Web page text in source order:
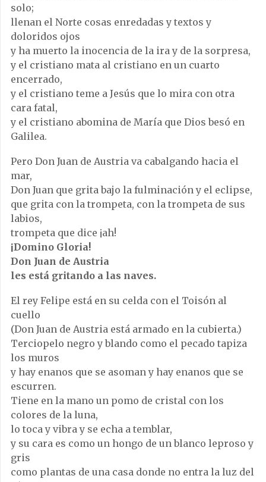
solo;
llenan el Norte cosas enredadas y textos y
doloridos ojos
y ha muerto la inocencia de la ira y de la sorpresa,
y el cristiano mata al cristiano en un cuarto
encerrado,
y el cristiano teme a Jesús que lo mira con otra
cara fatal,
y el cristiano abomina de María que Dios besó en
Galilea.
Pero Don Juan de Austria va cabalgando hacia el
mar,
Don Juan que grita bajo la fulminación y el eclipse,
que grita con la trompeta, con la trompeta de sus
labios,
trompeta que dice ¡ah!
¡Domino Gloria!
Don Juan de Austria
les está gritando a las naves.
El rey Felipe está en su celda con el Toisón al
cuello
(Don Juan de Austria está armado en la cubierta.)
Terciopelo negro y blando como el pecado tapiza
los muros
y hay enanos que se asoman y hay enanos que se
escurren.
Tiene en la mano un pomo de cristal con los
colores de la luna,
lo toca y vibra y se echa a temblar,
y su cara es como un hongo de un blanco leproso y
gris
como plantas de una casa donde no entra la luz del